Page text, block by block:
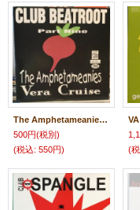
The Amphetameanies + Vera Cruise / Club Beatroot
500円(税別)
(税込: 550円)
(